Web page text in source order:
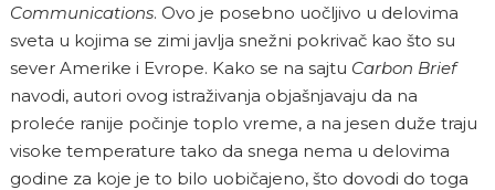
Communications. Ovo je posebno uočljivo u delovima
sveta u kojima se zimi javlja snežni pokrivač kao što su
sever Amerike i Evrope. Kako se na sajtu Carbon Brief
navodi, autori ovog istraživanja objašnjavaju da na
proleće ranije počinje toplo vreme, a na jesen duže traju
visoke temperature tako da snega nema u delovima
godine za koje je to bilo uobičajeno, što dovodi do toga